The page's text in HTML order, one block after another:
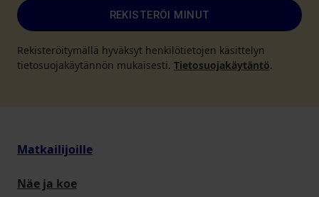
REKISTERÖI MINUT
Rekisteröitymällä hyväksyt henkilötietojen käsittelyn
tietosuojakäytännön mukaisesti. Tietosuojakäytäntö.
Matkailijoille
Näe ja koe